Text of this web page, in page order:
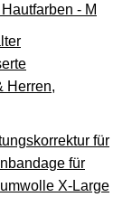
- M
Herren,
für
für
X-Large